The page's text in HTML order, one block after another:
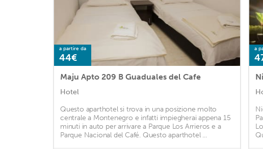
a partire da
44€
Maju Apto 209 B Guaduales del Cafe
Hotel
Questo aparthotel si trova in una posizione molto
centrale a Montenegro e infatti impiegherai appena 15
minuti in auto per arrivare a Parque Los Arrieros e a
Parque Nacional del Café. Questo aparthotel ...
a